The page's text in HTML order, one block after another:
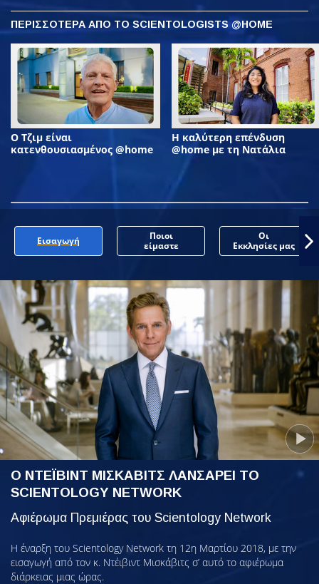
ΠΕΡΙΣΣΟΤΕΡΑ ΑΠΟ ΤΟ SCIENTOLOGISTS @HOME
Ο Τζιμ είναι
κατενθουσιασμένος @home
Η καλύτερη επένδυση
@home με τη Νατάλια
Εισαγωγή
Ποιοι
είμαστε
Οι
Εκκλησίες μας
Ο ΝΤΕΪΒΙΝΤ ΜΙΣΚΑΒΙΤΣ ΛΑΝΣΑΡΕΙ ΤΟ
SCIENTOLOGY NETWORK
Αφιέρωμα Πρεμιέρας του Scientology Network
Η έναρξη του Scientology Network τη 12η Μαρτίου 2018, με την
εισαγωγή από τον κ. Ντέιβιντ Μισκάβιτς σ’ αυτό το αφιέρωμα
διάρκειας μιας ώρας.